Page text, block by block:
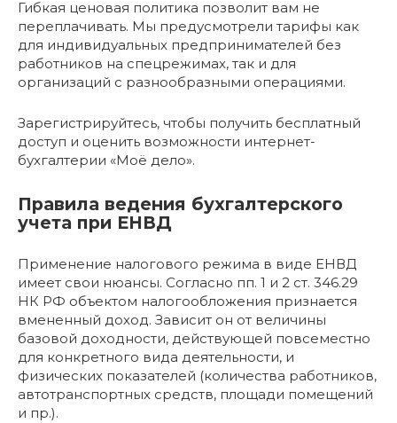
Гибкая ценовая политика позволит вам не
переплачивать. Мы предусмотрели тарифы как
для индивидуальных предпринимателей без
работников на спецрежимах, так и для
организаций с разнообразными операциями.
Зарегистрируйтесь, чтобы получить бесплатный
доступ и оценить возможности интернет-
бухгалтерии «Моё дело».
Правила ведения бухгалтерского
учета при ЕНВД
Применение налогового режима в виде ЕНВД
имеет свои нюансы. Согласно пп. 1 и 2 ст. 346.29
НК РФ объектом налогообложения признается
вмененный доход. Зависит он от величины
базовой доходности, действующей повсеместно
для конкретного вида деятельности, и
физических показателей (количества работников,
автотранспортных средств, площади помещений
и пр.).